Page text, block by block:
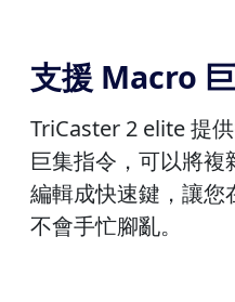
支援 Macro
TriCaster 2 elite 提
巨集指令，可以將複
編輯成快速鍵，讓您
不會手忙腳亂。